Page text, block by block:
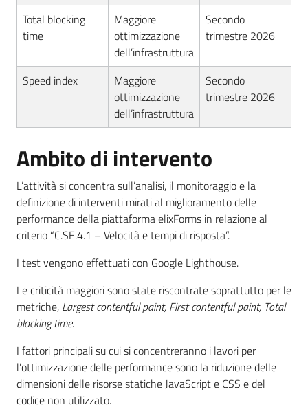
Total blocking
time
Maggiore
ottimizzazione
dell’infrastruttura
Secondo
trimestre 2026
Speed index
Maggiore
ottimizzazione
dell’infrastruttura
Secondo
trimestre 2026
Ambito di intervento
L’attività si concentra sull’analisi, il monitoraggio e la
definizione di interventi mirati al miglioramento delle
performance della piattaforma elixForms in relazione al
criterio “C.SE.4.1 – Velocità e tempi di risposta”.
I test vengono effettuati con Google Lighthouse.
Le criticità maggiori sono state riscontrate soprattutto per le
metriche, Largest contentful paint, First contentful paint, Total
blocking time.
I fattori principali su cui si concentreranno i lavori per
l’ottimizzazione delle performance sono la riduzione delle
dimensioni delle risorse statiche JavaScript e CSS e del
codice non utilizzato.